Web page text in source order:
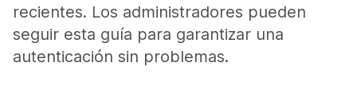
recientes. Los administradores pueden
seguir esta guía para garantizar una
autenticación sin problemas.